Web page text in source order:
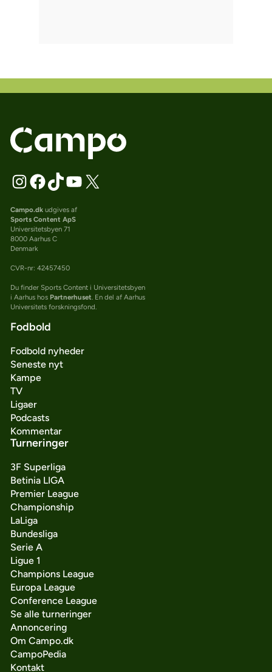
Campo.dkudgives af
Sports Content ApS
Universitetsbyen 71
8000 Aarhus C
Denmark
CVR-nr: 42457450
Du finder Sports Content i Universitetsbyen
i Aarhus hos Partnerhuset. En del af Aarhus
Universitets forskningsfond.
Fodbold
Fodbold nyheder
Seneste nyt
Kampe
TV
Ligaer
Podcasts
Kommentar
Turneringer
3F Superliga
Betinia LIGA
Premier League
Championship
LaLiga
Bundesliga
Serie A
Ligue 1
Champions League
Europa League
Conference League
Se alle turneringer
Annoncering
Om Campo.dk
CampoPedia
Kontakt